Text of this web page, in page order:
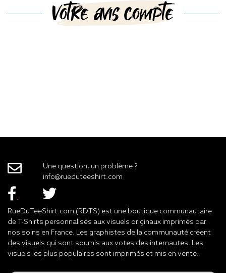
Votre avis compte
Une question, un problème ?
info@rueduteeshirt.com
RueDuTeeShirt.com (RDTS) est une boutique communautaire
de T-Shirts personnalisés aux visuels originaux imprimés par
nos soins en France. Les graphistes de la communauté créent
des visuels qui sont soumis aux votes des internautes. Les
visuels les plus populaires sont imprimés et mis en vente.